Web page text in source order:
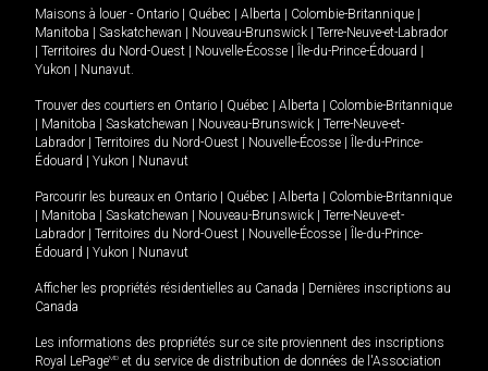
Maisons à louer - Ontario Québec Alberta Colombie-Britannique
Manitoba
Saskatchewan Nouveau-Brunswick
Terre-Neuve-et-Labrador
Territoires du Nord-Ouest Nouvelle-Écosse Île-du-Prince-Édouard
Yukon
Nunavut.
Trouver des courtiers en Ontario Québec Alberta
Colombie-Britannique
Manitoba Saskatchewan Nouveau-Brunswick
Terre-Neuve-et-
Labrador
Territoires du Nord-Ouest Nouvelle-Écosse
Île-du-Prince-
Édouard
Yukon Nunavut
Parcourir les bureaux en Ontario Québec Alberta
Colombie-Britannique
Manitoba Saskatchewan Nouveau-Brunswick
Terre-Neuve-et-
Labrador
Territoires du Nord-Ouest Nouvelle-Écosse
Île-du-Prince-
Édouard
Yukon Nunavut
Afficher les propriétés résidentielles au Canada
Dernières inscriptions au
Canada
Les informations des propriétés sur ce site proviennent des inscriptions
Royal LePageMD et du service de distribution de données de l'Association